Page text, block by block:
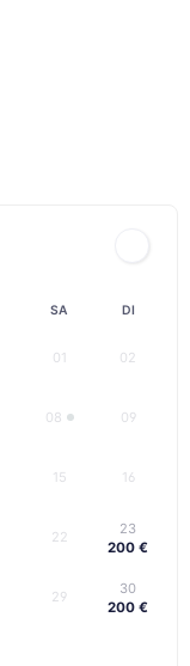
SA DI
01 02
08 09
15 16
22
23
200 €
29
30
200 €